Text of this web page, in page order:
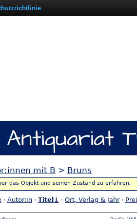
mit B > Bruns
das Objekt und seinen Zustand zu erfahren.
· Autor:in · Titel↓ · Ort, Verlag & Jahr·